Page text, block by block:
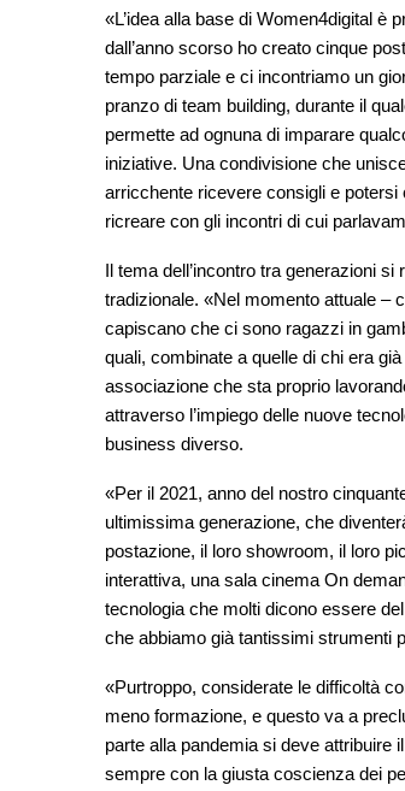
«L’idea alla base di Women4digital è
dall’anno scorso ho creato cinque
tempo parziale e ci incontriamo un
pranzo di team building, durante il
permette ad ognuna di imparare
iniziative. Una condivisione che
arricchente ricevere consigli e
ricreare con gli incontri di cui
Il tema dell’incontro tra generazioni
tradizionale. «Nel momento attuale –
capiscano che ci sono ragazzi in
quali, combinate a quelle di chi era
associazione che sta proprio
attraverso l’impiego delle nuove
business diverso.
«Per il 2021, anno del nostro
ultimissima generazione, che
postazione, il loro showroom, il loro
interattiva, una sala cinema On
tecnologia che molti dicono essere
che abbiamo già tantissimi strumenti
«Purtroppo, considerate le difficoltà
meno formazione, e questo va a
parte alla pandemia si deve attribuire
sempre con la giusta coscienza dei